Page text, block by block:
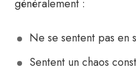
généralement :
Ne se sentent pas en
Sentent un chaos